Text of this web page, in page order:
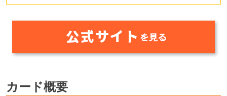
カード概要